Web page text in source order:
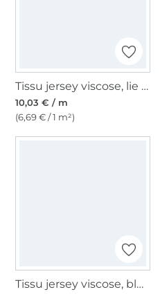
Tissu jersey viscose, lie de vin
10,03 € / m
(6,69 € / 1 m²)
Tissu jersey viscose, bleu pigeon